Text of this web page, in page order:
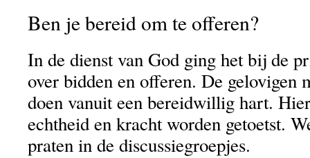
Ben je bereid om te offeren?
In de dienst van God ging het bij de
over bidden en offeren. De gelovigen
doen vanuit een bereidwillig hart.
echtheid en kracht worden getoetst.
praten in de discussiegroepjes.